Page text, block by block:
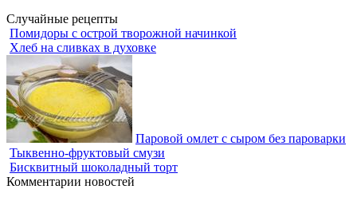
Случайные рецепты
Помидоры с острой творожной начинкой
Хлеб на сливках в духовке
Паровой омлет с сыром без пароварки
Тыквенно-фруктовый смузи
Бисквитный шоколадный торт
Комментарии новостей